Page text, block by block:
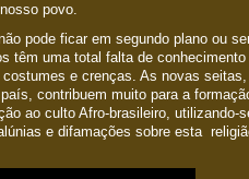
povo.
pode ficar em segundo plano ou
têm uma total falta de conhecimento
e crenças. As novas
contribuem muito para a
ao culto Afro-brasileiro, utilizando-
e difamações sobre esta